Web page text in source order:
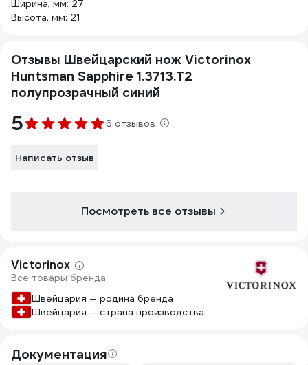
Ширина, мм: 27
Высота, мм: 21
Отзывы Швейцарский нож Victorinox
Huntsman Sapphire 1.3713.T2
полупрозрачный синий
5 6 отзывов
Написать отзыв
Посмотреть все отзывы
Victorinox
Все товары бренда
Швейцария — родина бренда
Швейцария — страна производства
Документация